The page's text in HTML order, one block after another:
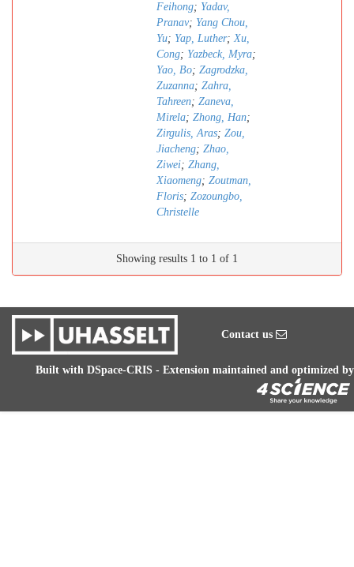
Feihong; Yadav,
Pranav; Yang Chou,
Yu; Yap, Luther;Xu,
Cong; Yazbeck, Myra;
Yao, Bo; Zagrodzka,
Zuzanna; Zahra,
Tahreen; Zaneva,
Mirela; Zhong, Han;
Zirgulis, Aras; Zou,
Jiacheng; Zhao,
Ziwei; Zhang,
Xiaomeng; Zoutman,
Floris; Zozoungbo,
Christelle
Showing results 1 to 1 of 1
Contact us
Built with DSpace-CRIS - Extension maintained and optimized by